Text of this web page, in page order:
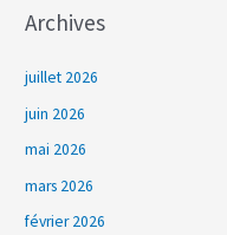
Archives
juillet 2026
juin 2026
mai 2026
mars 2026
février 2026